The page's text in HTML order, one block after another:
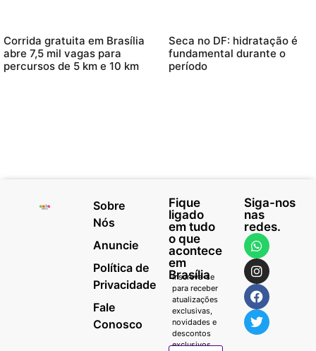
Corrida gratuita em Brasília
abre 7,5 mil vagas para
percursos de 5 km e 10 km
Seca no DF: hidratação é
fundamental durante o
período
Sobre
Nós
Anuncie
Política de
Privacidade
Fale
Conosco
Fique
ligado
em tudo
o que
acontece
em
Brasília
Inscreva-se
para receber
atualizações
exclusivas,
novidades e
descontos
exclusivos.
Siga-nos
nas
redes.